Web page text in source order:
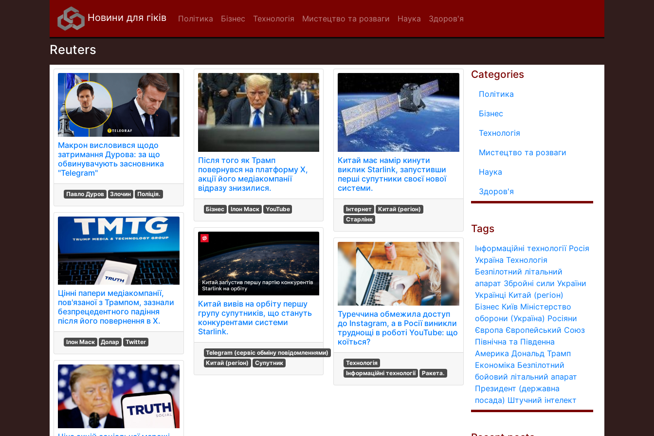
Новини для гіків Політика Бізнес Технологія Мистецтво та розваги Наука Здоров'я
Reuters
Макрон висловився щодо
затримання Дурова: за що
обвинувачують засновника
"Telegram"
Павло Дуров Злочин Поліція.
Цінні папери медіакомпанії,
пов'язаної з Трампом, зазнали
безпрецедентного падіння
після його повернення в X.
Ілон Маск Долар Twitter
Після того як Трамп
повернувся на платформу Х,
акції його медіакомпанії
відразу знизилися.
Бізнес Ілон Маск YouTube
Китай вивів на орбіту першу
групу супутників, що стануть
конкурентами системи
Starlink.
Telegram (сервіс обміну повідомленнями)
Китай (регіон)
Супутник
Китай має намір кинути
виклик Starlink, запустивши
перші супутники своєї нової
системи.
Інтернет
Китай (регіон)
Старлінк
Туреччина обмежила доступ
до Instagram, а в Росії виникли
труднощі в роботі YouTube: що
коїться?
Технологія
Інформаційні технології
Ракета.
Categories
Політика
Бізнес
Технологія
Мистецтво та розваги
Наука
Здоров'я
Tags
Інформаційні технології Росія
Україна Технологія
Безпілотний літальний
апарат Збройні сили України
Українці Китай (регіон)
Бізнес Київ Міністерство
оборони (Україна) Росіяни
Європа Європейський Союз
Північна та Південна
Америка Дональд Трамп
Економіка Безпілотний
бойовий літальний апарат
Президент (державна
посада) Штучний інтелект